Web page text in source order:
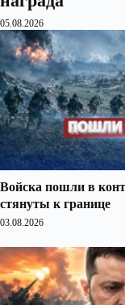
05.08.2026
Войска пошли в
стянуты к границе
03.08.2026